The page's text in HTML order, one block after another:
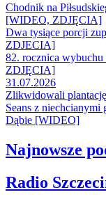
Chodnik na
[WIDEO, ZDJĘCIA]
Dwa tysiące porcji
ZDJECIA]
82. rocznica
ZDJĘCIA]
31.07.2026
Zlikwidowali
Seans z
Dąbie [WIDEO]
Najnowsze
Radio